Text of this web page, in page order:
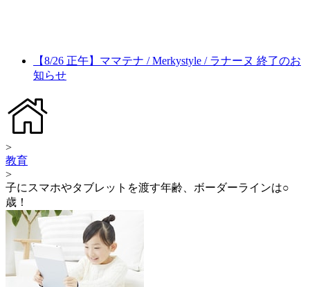
【8/26 正午】ママテナ / Merkystyle / ラナーヌ 終了のお
知らせ
>
教育
>
子にスマホやタブレットを渡す年齢、ボーダーラインは○
歳！